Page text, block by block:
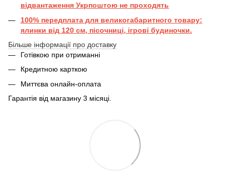
відвантаження Укрпоштою не проходять
100% передплата для великогабаритного товару:
ялинки від 120 см, пісочниці, ігрові будиночки.
Більше інформації про доставку
Готівкою при отриманні
Кредитною карткою
Миттєва онлайн-оплата
Гарантія від магазину 3 місяці.